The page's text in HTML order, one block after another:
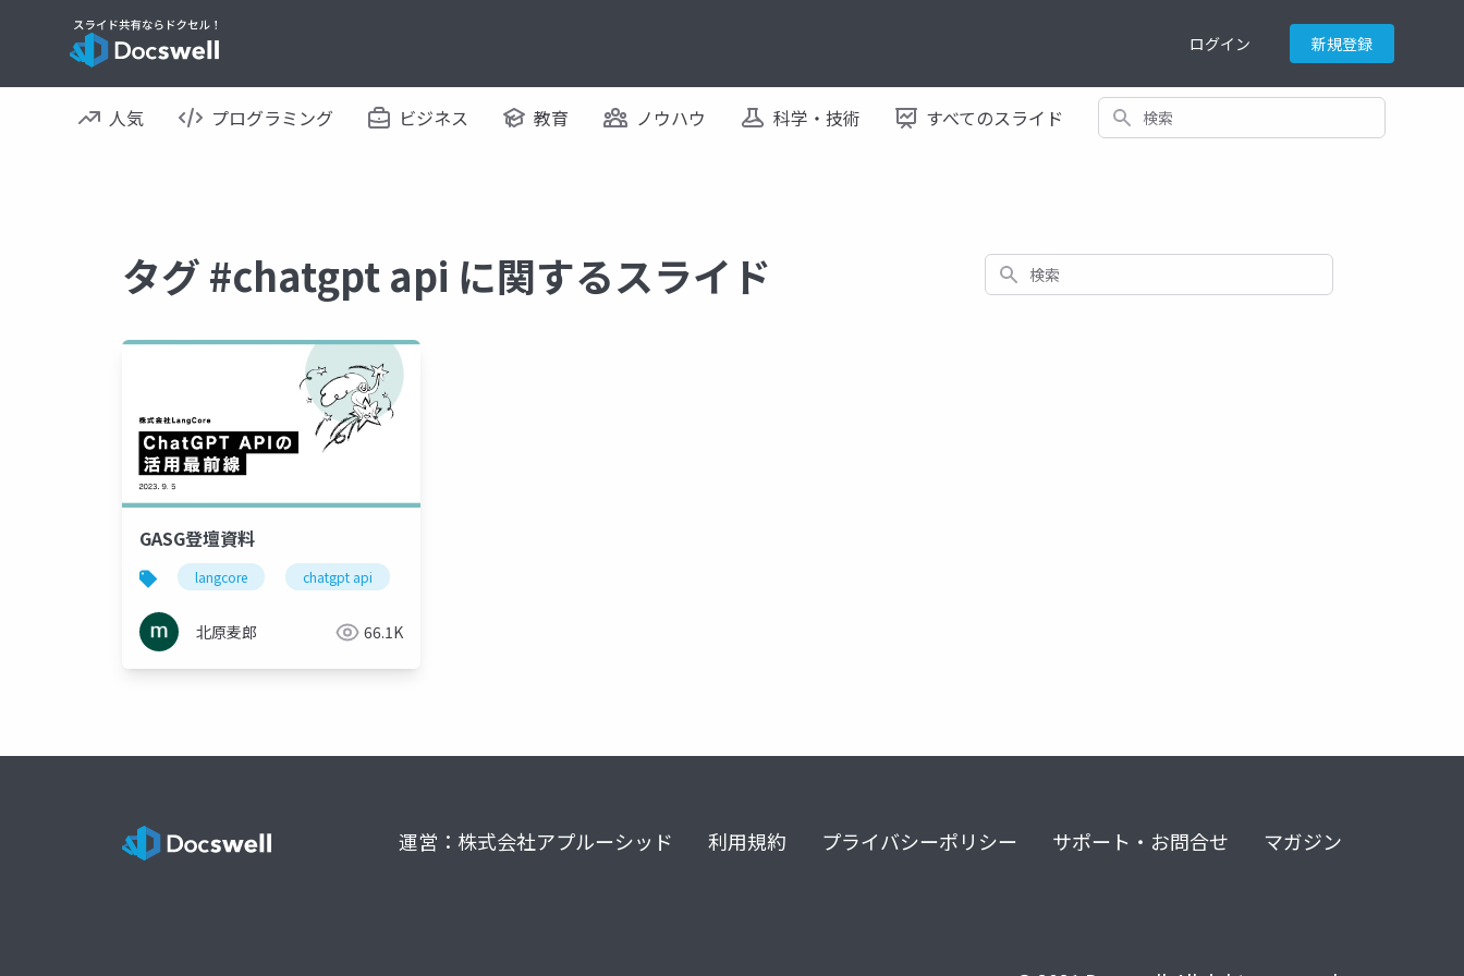
ログイン 新規登録
人気 プログラミング ビジネス 教育 ノウハウ 科学・技術 すべてのスライド 検索
タグ #chatgpt api に関するスライド 検索
GASG登壇資料
langcore chatgpt api
北原麦郎 66.1K
運営：株式会社アプルーシッド 利用規約 プライバシーポリシー サポート・お問合せ マガジン